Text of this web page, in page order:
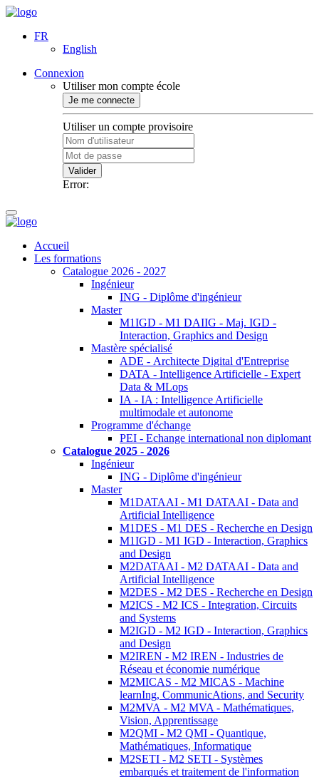
FR
English
Connexion
Utiliser mon compte école
Je me connecte
Utiliser un compte provisoire
Valider
Error:
Accueil
Les formations
Catalogue 2026 - 2027
Ingénieur
ING - Diplôme d'ingénieur
Master
M1IGD - M1 DAIIG - Maj. IGD -
Interaction, Graphics and Design
Mastère spécialisé
ADE - Architecte Digital d'Entreprise
DATA - Intelligence Artificielle - Expert
Data & MLops
IA - IA : Intelligence Artificielle
multimodale et autonome
Programme d'échange
PEI - Echange international non diplomant
Catalogue 2025 - 2026
Ingénieur
ING - Diplôme d'ingénieur
Master
M1DATAAI - M1 DATAAI - Data and
Artificial Intelligence
M1DES - M1 DES - Recherche en Design
M1IGD - M1 IGD - Interaction, Graphics
and Design
M2DATAAI - M2 DATAAI - Data and
Artificial Intelligence
M2DES - M2 DES - Recherche en Design
M2ICS - M2 ICS - Integration, Circuits
and Systems
M2IGD - M2 IGD - Interaction, Graphics
and Design
M2IREN - M2 IREN - Industries de
Réseau et économie numérique
M2MICAS - M2 MICAS - Machine
learnIng, CommunicAtions, and Security
M2MVA - M2 MVA - Mathématiques,
Vision, Apprentissage
M2QMI - M2 QMI - Quantique,
Mathématiques, Informatique
M2SETI - M2 SETI - Systèmes
embarqués et traitement de l'information